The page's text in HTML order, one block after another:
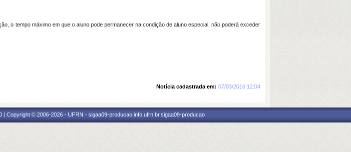
o tempo máximo em que o aluno pode permanecer na condição de aluno especial, não poderá exceder
Notícia cadastrada em: 07/03/2016 12:04
| Copyright © 2006-2026 - UFRN - sigaa09-producao.info.ufrn.br.sigaa09-producao